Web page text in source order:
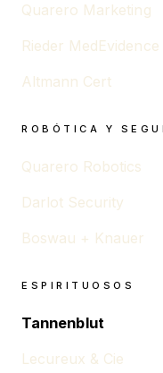
Quarero Marketing
Rieder MedEvidence
Altmann Cert
ROBÓTICA Y
Quarero Robotics
Darlot Security
Boswau + Knauer
ESPIRITUOSOS
Tannenblut
Lecureux & Cie